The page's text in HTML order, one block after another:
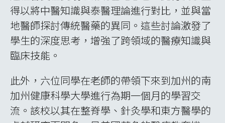
得以將中醫知識與泰醫理論進行對比，並與當
地醫師探討傳統醫藥的異同。這些討論激發了
學生的深度思考，增強了跨領域的醫療知識與
臨床技能。
此外，六位同學在老師的帶領下來到加州的南
加州健康科學大學進行為期一個月的學習交
流。該校以其在整脊學、針灸學和東方醫學的